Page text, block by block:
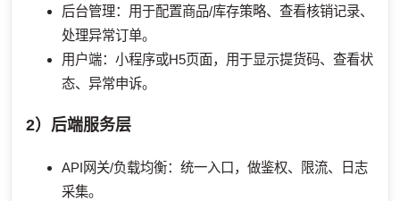
后台管理：用于配置商品/库存策略、查看核销记录、
处理异常订单。
用户端：小程序或H5页面，用于显示提货码、查看状
态、异常申诉。
2）后端服务层
API网关/负载均衡：统一入口，做鉴权、限流、日志
采集。